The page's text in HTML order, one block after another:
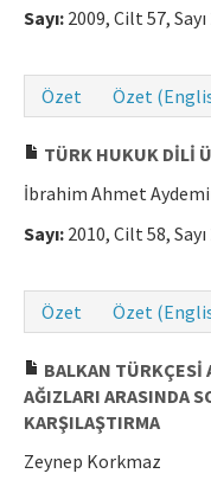
Sayı: 2009, Cilt 57, Sayı
Özet
Özet
TÜRK HUKUK DİLİ
İbrahim Ahmet
Sayı: 2010, Cilt 58, Sayı
Özet
Özet
BALKAN TÜRKÇESİ
AĞIZLARI ARASINDA
KARŞILAŞTIRMA
Zeynep Korkmaz